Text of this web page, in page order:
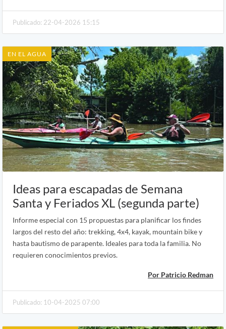
Publicado: 22-04-2026 15:15
EN EL AGUA
Ideas para escapadas de Semana
Santa y Feriados XL (segunda parte)
Informe especial con 15 propuestas para planificar los findes
largos del resto del año: trekking, 4x4, kayak, mountain bike y
hasta bautismo de parapente. Ideales para toda la familia. No
requieren conocimientos previos.
Por Patricio Redman
Publicado: 10-04-2025 07:00